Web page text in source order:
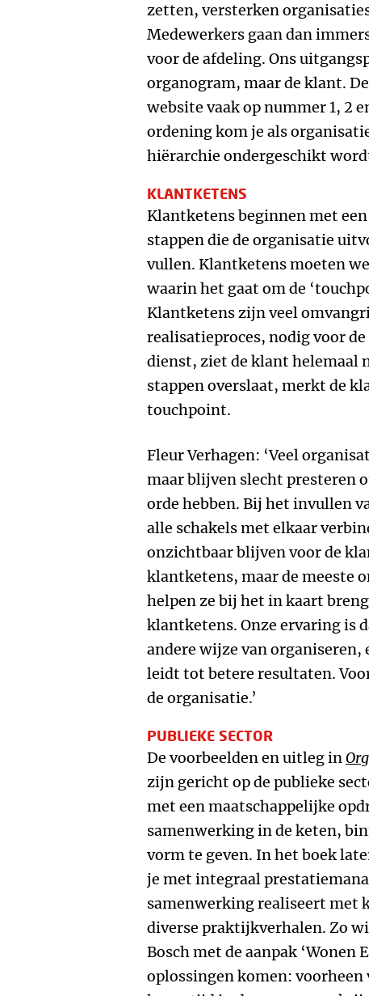
zetten, versterken
Medewerkers gaan dan
voor de afdeling. Ons
organogram, maar de klant.
website vaak op nummer 1, 2
ordening kom je als
hiërarchie ondergeschikt
KLANTKETENS
Klantketens beginnen met
stappen die de organisatie
vullen. Klantketens moeten
waarin het gaat om de
Klantketens zijn veel
realisatieproces, nodig voor
dienst, ziet de klant helemaal
stappen overslaat, merkt de
touchpoint.
Fleur Verhagen: ‘Veel
maar blijven slecht presteren
orde hebben. Bij het invullen
alle schakels met elkaar
onzichtbaar blijven voor de
klantketens, maar de meeste
helpen ze bij het in kaart
klantketens. Onze ervaring is
andere wijze van
leidt tot betere resultaten.
de organisatie.’
PUBLIEKE SECTOR
De voorbeelden en uitleg in
zijn gericht op de publieke
met een maatschappelijke
samenwerking in de keten,
vorm te geven. In het boek
je met integraal
samenwerking realiseert met
diverse praktijkverhalen. Zo
Bosch met de aanpak ‘Wonen
oplossingen komen: